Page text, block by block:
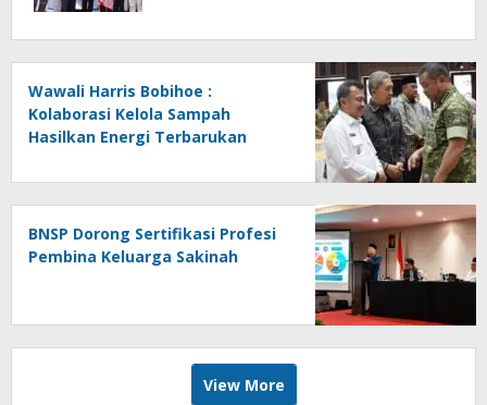
Wawali Harris Bobihoe :
Kolaborasi Kelola Sampah
Hasilkan Energi Terbarukan
BNSP Dorong Sertifikasi Profesi
Pembina Keluarga Sakinah
View More